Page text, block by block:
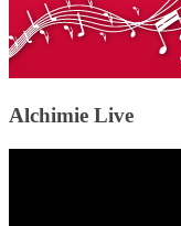
Alchimie Live